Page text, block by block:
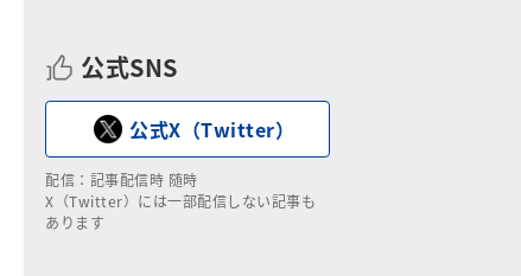
公式SNS
公式X（Twitter）
配信：記事配信時 随時
X（Twitter）には一部配信しない記事も
あります